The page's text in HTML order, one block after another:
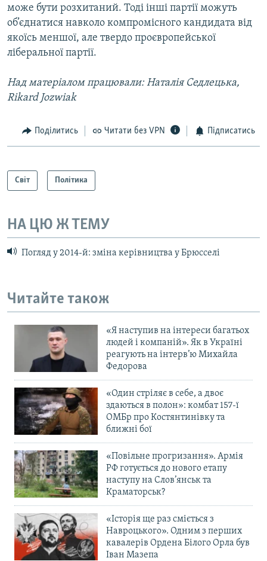
може бути розхитаний. Тоді інші партії можуть
об’єднатися навколо компромісного кандидата від
якоїсь меншої, але твердо проєвропейської
ліберальної партії.
Над матеріалом працювали: Наталія Седлецька,
Rikard Jozwiak
Поділитись Читати без VPN Підписатись
Світ Політика
НА ЦЮ Ж ТЕМУ
Погляд у 2014-й: зміна керівництва у Брюсселі
Читайте також
«Я наступив на інтереси багатьох
людей і компаній». Як в Україні
реагують на інтерв’ю Михайла
Федорова
«Один стріляє в себе, а двоє
здаються в полон»: комбат 157-ї
ОМБр про Костянтинівку та
ближні бої
«Повільне прогризання». Армія
РФ готується до нового етапу
наступу на Слов’янськ та
Краматорськ?
«Історія ще раз сміється з
Навроцького». Одним з перших
кавалерів Ордена Білого Орла був
Іван Мазепа